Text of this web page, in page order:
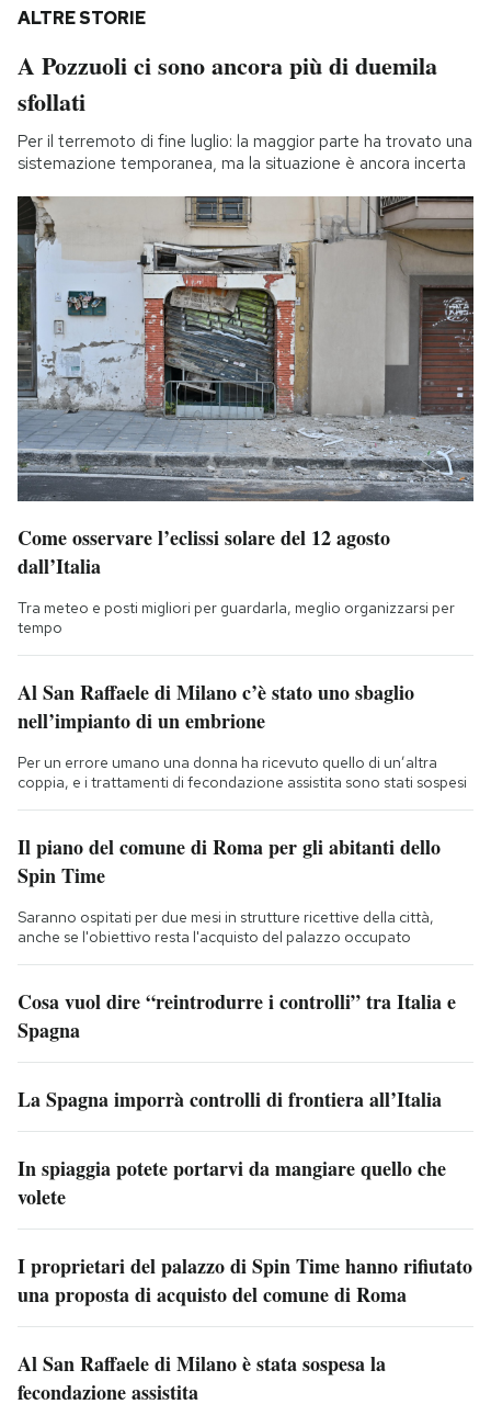
ALTRE STORIE
A Pozzuoli ci sono ancora più di duemila
sfollati
Per il terremoto di fine luglio: la maggior parte ha trovato una
sistemazione temporanea, ma la situazione è ancora incerta
Come osservare l’eclissi solare del 12 agosto
dall’Italia
Tra meteo e posti migliori per guardarla, meglio organizzarsi per
tempo
Al San Raffaele di Milano c’è stato uno sbaglio
nell’impianto di un embrione
Per un errore umano una donna ha ricevuto quello di un’altra
coppia, e i trattamenti di fecondazione assistita sono stati sospesi
Il piano del comune di Roma per gli abitanti dello
Spin Time
Saranno ospitati per due mesi in strutture ricettive della città,
anche se l'obiettivo resta l'acquisto del palazzo occupato
Cosa vuol dire “reintrodurre i controlli” tra Italia e
Spagna
La Spagna imporrà controlli di frontiera all’Italia
In spiaggia potete portarvi da mangiare quello che
volete
I proprietari del palazzo di Spin Time hanno rifiutato
una proposta di acquisto del comune di Roma
Al San Raffaele di Milano è stata sospesa la
fecondazione assistita